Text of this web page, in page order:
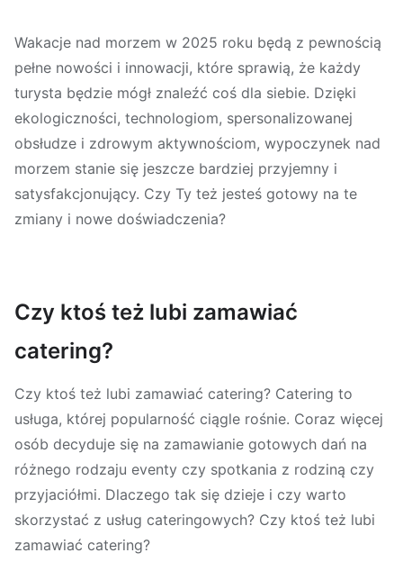
Wakacje nad morzem w 2025 roku będą z pewnością
pełne nowości i innowacji, które sprawią, że każdy
turysta będzie mógł znaleźć coś dla siebie. Dzięki
ekologiczności, technologiom, spersonalizowanej
obsłudze i zdrowym aktywnościom, wypoczynek nad
morzem stanie się jeszcze bardziej przyjemny i
satysfakcjonujący. Czy Ty też jesteś gotowy na te
zmiany i nowe doświadczenia?
Czy ktoś też lubi zamawiać
catering?
Czy ktoś też lubi zamawiać catering? Catering to
usługa, której popularność ciągle rośnie. Coraz więcej
osób decyduje się na zamawianie gotowych dań na
różnego rodzaju eventy czy spotkania z rodziną czy
przyjaciółmi. Dlaczego tak się dzieje i czy warto
skorzystać z usług cateringowych? Czy ktoś też lubi
zamawiać catering?